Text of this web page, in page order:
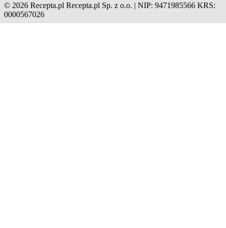
© 2026 Recepta.pl Recepta.pl Sp. z o.o. | NIP: 9471985566 KRS:
0000567026